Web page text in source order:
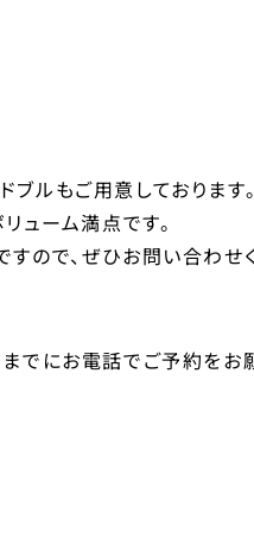
ルもご用意しております。
ューム満点です。
ので、ぜひお問い合わせ
でにお電話でご予約をお